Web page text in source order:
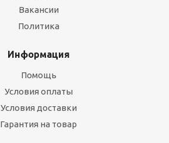
Вакансии
Политика
Информация
Помощь
Условия оплаты
Условия доставки
Гарантия на товар